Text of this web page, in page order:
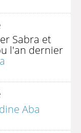
Sabra et
l'an dernier
Aba